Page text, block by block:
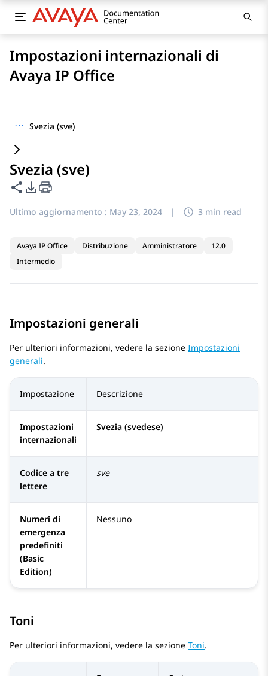
Impostazioni internazionali di
Avaya IP Office
··· Svezia (sve)
Svezia (sve)
Condividi questa pagina
Opzioni di esportazione PDF
Ultimo aggiornamento : May 23, 2024 | 3 min read
Avaya IP Office Distribuzione Amministratore
12.0
Intermedio
Impostazioni generali
Per ulteriori informazioni, vedere la sezione Impostazioni
generali.
Impostazione Descrizione
Impostazioni
internazionali
Svezia (svedese)
Codice a tre
lettere
sve
Numeri di
emergenza
predefiniti
(Basic
Edition)
Nessuno
Toni
Per ulteriori informazioni, vedere la sezione Toni.